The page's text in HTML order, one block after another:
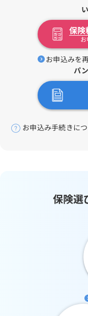
保険
お申込みを
パ
お申込み手続きに
保険選